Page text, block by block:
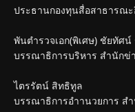
ประธานกองทุนสื่อสาธารณ
พันตำรวจเอก(พิเศษ) ชัยทัศ
บรรณาธิการบริหาร สำนักข่
ไตรรัตน์ สิทธิทูล
บรรณาธิการอำานวยการ ส